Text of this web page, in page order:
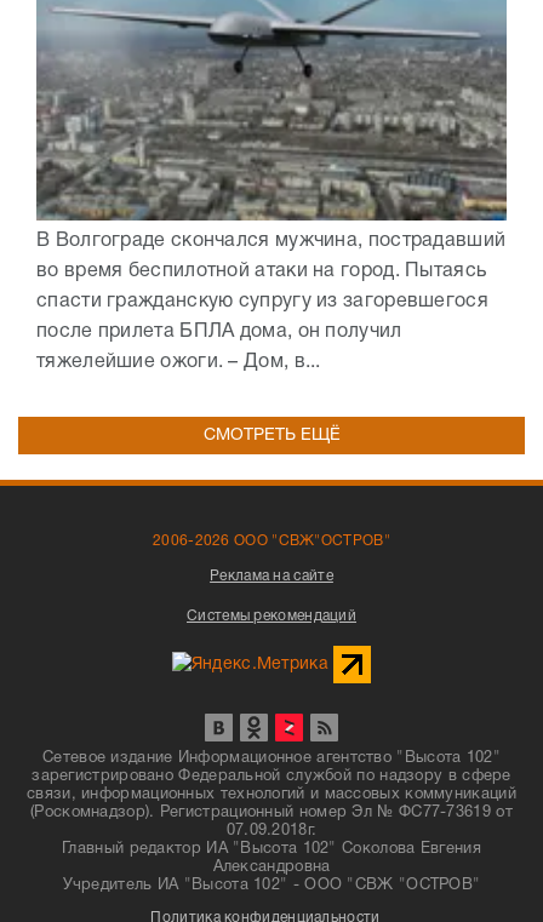
В Волгограде скончался мужчина, пострадавший
во время беспилотной атаки на город. Пытаясь
спасти гражданскую супругу из загоревшегося
после прилета БПЛА дома, он получил
тяжелейшие ожоги. – Дом, в...
СМОТРЕТЬ ЕЩЁ
2006-2026 ООО "СВЖ"ОСТРОВ"
Реклама на сайте
Системы рекомендаций
Сетевое издание Информационное агентство "Высота 102"
зарегистрировано Федеральной службой по надзору в сфере
связи, информационных технологий и массовых коммуникаций
(Роскомнадзор). Регистрационный номер Эл № ФС77-73619 от
07.09.2018г.
Главный редактор ИА "Высота 102" Соколова Евгения
Александровна
Учредитель ИА "Высота 102" - ООО "СВЖ "ОСТРОВ"
Политика конфиденциальности